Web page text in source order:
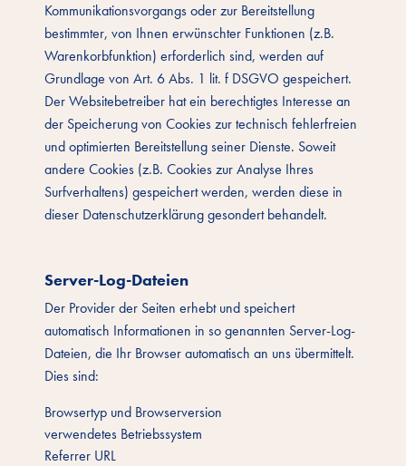
Kommunikationsvorgangs oder zur Bereitstellung
bestimmter, von Ihnen erwünschter Funktionen (z.B.
Warenkorbfunktion) erforderlich sind, werden auf
Grundlage von Art. 6 Abs. 1 lit. f DSGVO gespeichert.
Der Websitebetreiber hat ein berechtigtes Interesse an
der Speicherung von Cookies zur technisch fehlerfreien
und optimierten Bereitstellung seiner Dienste. Soweit
andere Cookies (z.B. Cookies zur Analyse Ihres
Surfverhaltens) gespeichert werden, werden diese in
dieser Datenschutzerklärung gesondert behandelt.
Server-Log-Dateien
Der Provider der Seiten erhebt und speichert
automatisch Informationen in so genannten Server-Log-
Dateien, die Ihr Browser automatisch an uns übermittelt.
Dies sind:
Browsertyp und Browserversion
verwendetes Betriebssystem
Referrer URL